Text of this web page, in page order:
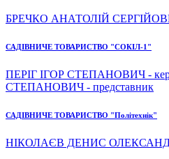
БРЕЧКО АНАТОЛІЙ
САДІВНИЧЕ ТОВАРИСТВО "СОКІЛ-1"
ПЕРІГ ІГОР СТЕПАНОВИЧ -
СТЕПАНОВИЧ - представник
САДІВНИЧЕ ТОВАРИСТВО "Політехнік"
НІКОЛАЄВ ДЕНИС